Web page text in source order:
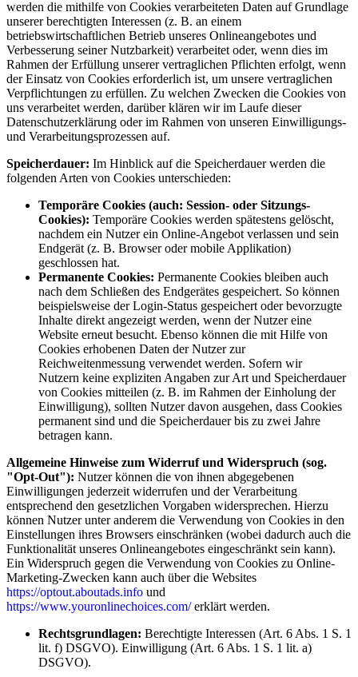
werden die mithilfe von Cookies verarbeiteten Daten auf Grundlage
unserer berechtigten Interessen (z. B. an einem
betriebswirtschaftlichen Betrieb unseres Onlineangebotes und
Verbesserung seiner Nutzbarkeit) verarbeitet oder, wenn dies im
Rahmen der Erfüllung unserer vertraglichen Pflichten erfolgt, wenn
der Einsatz von Cookies erforderlich ist, um unsere vertraglichen
Verpflichtungen zu erfüllen. Zu welchen Zwecken die Cookies von
uns verarbeitet werden, darüber klären wir im Laufe dieser
Datenschutzerklärung oder im Rahmen von unseren Einwilligungs-
und Verarbeitungsprozessen auf.
Speicherdauer: Im Hinblick auf die Speicherdauer werden die
folgenden Arten von Cookies unterschieden:
Temporäre Cookies (auch: Session- oder Sitzungs-
Cookies): Temporäre Cookies werden spätestens gelöscht,
nachdem ein Nutzer ein Online-Angebot verlassen und sein
Endgerät (z. B. Browser oder mobile Applikation)
geschlossen hat.
Permanente Cookies: Permanente Cookies bleiben auch
nach dem Schließen des Endgerätes gespeichert. So können
beispielsweise der Login-Status gespeichert oder bevorzugte
Inhalte direkt angezeigt werden, wenn der Nutzer eine
Website erneut besucht. Ebenso können die mit Hilfe von
Cookies erhobenen Daten der Nutzer zur
Reichweitenmessung verwendet werden. Sofern wir
Nutzern keine expliziten Angaben zur Art und Speicherdauer
von Cookies mitteilen (z. B. im Rahmen der Einholung der
Einwilligung), sollten Nutzer davon ausgehen, dass Cookies
permanent sind und die Speicherdauer bis zu zwei Jahre
betragen kann.
Allgemeine Hinweise zum Widerruf und Widerspruch (sog.
"Opt-Out"): Nutzer können die von ihnen abgegebenen
Einwilligungen jederzeit widerrufen und der Verarbeitung
entsprechend den gesetzlichen Vorgaben widersprechen. Hierzu
können Nutzer unter anderem die Verwendung von Cookies in den
Einstellungen ihres Browsers einschränken (wobei dadurch auch die
Funktionalität unseres Onlineangebotes eingeschränkt sein kann).
Ein Widerspruch gegen die Verwendung von Cookies zu Online-
Marketing-Zwecken kann auch über die Websites
https://optout.aboutads.info und
https://www.youronlinechoices.com/erklärt werden.
Rechtsgrundlagen: Berechtigte Interessen (Art. 6 Abs. 1 S. 1
lit. f) DSGVO). Einwilligung (Art. 6 Abs. 1 S. 1 lit. a)
DSGVO).